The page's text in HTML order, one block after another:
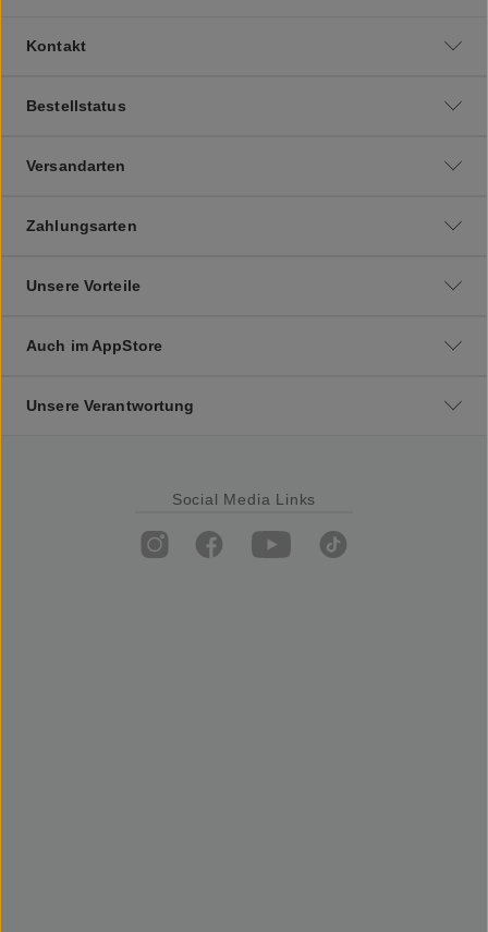
Kontakt
Bestellstatus
Versandarten
Zahlungsarten
Unsere Vorteile
Auch im AppStore
Unsere Verantwortung
Social Media Links